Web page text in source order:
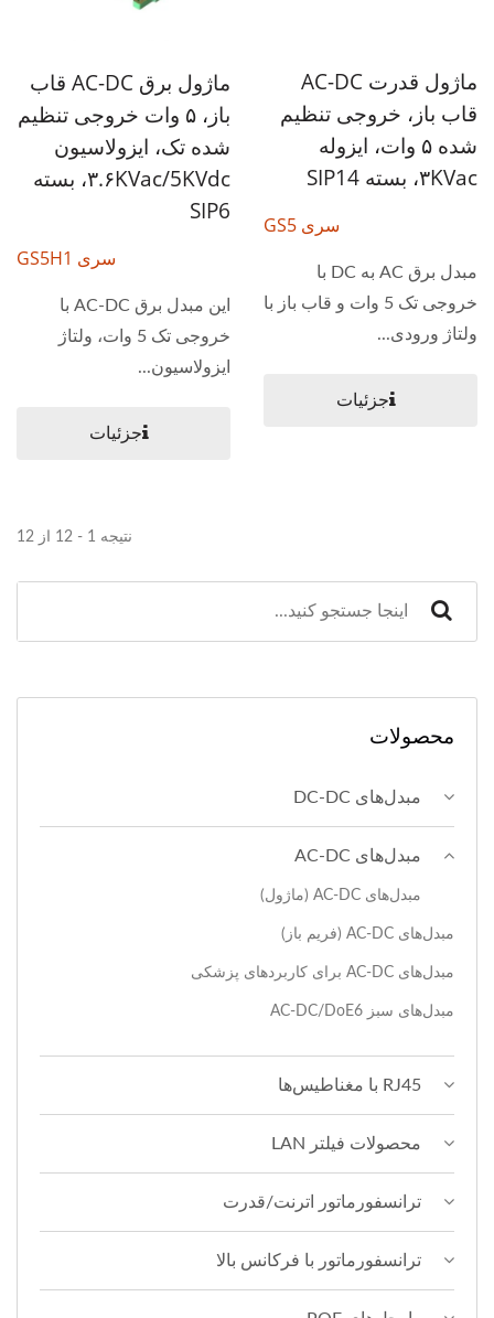
ماژول قدرت AC-DC
قاب باز، خروجی تنظیم
شده ۵ وات، ایزوله
۳KVac، بسته SIP14
سری GS5
مبدل برق AC به DC با
خروجی تک 5 وات و قاب باز با
ولتاژ ورودی...
جزئیات
ماژول برق AC-DC قاب
باز، ۵ وات خروجی تنظیم
شده تک، ایزولاسیون
۳.۶KVac/5KVdc، بسته
SIP6
سری GS5H1
این مبدل برق AC-DC با
خروجی تک 5 وات، ولتاژ
ایزولاسیون...
جزئیات
نتیجه 1 - 12 از 12
محصولات
مبدل‌های DC-DC
مبدل‌های AC-DC
مبدل‌های AC-DC (ماژول)
مبدل‌های AC-DC (فریم باز)
مبدل‌های AC-DC برای کاربردهای پزشکی
مبدل‌های سبز AC-DC/DoE6
RJ45 با مغناطیس‌ها
محصولات فیلتر LAN
ترانسفورماتور اترنت/قدرت
ترانسفورماتور با فرکانس بالا